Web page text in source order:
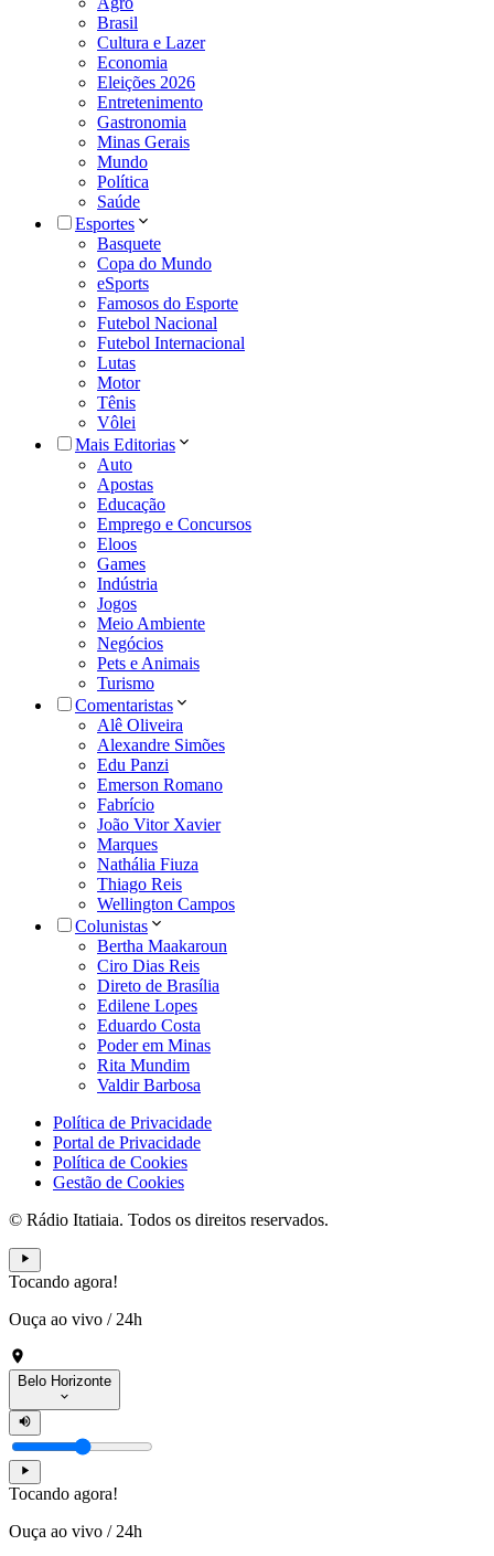
Brasil
Cultura e Lazer
Economia
Eleições 2026
Entretenimento
Gastronomia
Minas Gerais
Mundo
Política
Saúde
Esportes
Basquete
Copa do Mundo
eSports
Famosos do Esporte
Futebol Nacional
Futebol Internacional
Lutas
Motor
Tênis
Vôlei
Mais Editorias
Auto
Apostas
Educação
Emprego e Concursos
Eloos
Games
Indústria
Jogos
Meio Ambiente
Negócios
Pets e Animais
Turismo
Comentaristas
Alê Oliveira
Alexandre Simões
Edu Panzi
Emerson Romano
Fabrício
João Vitor Xavier
Marques
Nathália Fiuza
Thiago Reis
Wellington Campos
Colunistas
Bertha Maakaroun
Ciro Dias Reis
Direto de Brasília
Edilene Lopes
Eduardo Costa
Poder em Minas
Rita Mundim
Valdir Barbosa
Política de Privacidade
Portal de Privacidade
Política de Cookies
Gestão de Cookies
© Rádio Itatiaia. Todos os direitos reservados.
Tocando agora!
Ouça ao vivo / 24h
Belo Horizonte
Tocando agora!
Ouça ao vivo / 24h